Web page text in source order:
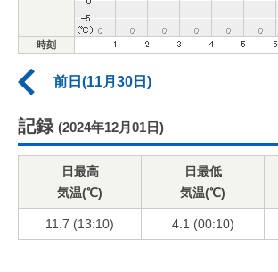
時刻
前日(11月30日)
記録 (2024年12月01日)
日最高
気温(℃)
日最低
気温(℃)
11.7 (13:10) 4.1 (00:10)